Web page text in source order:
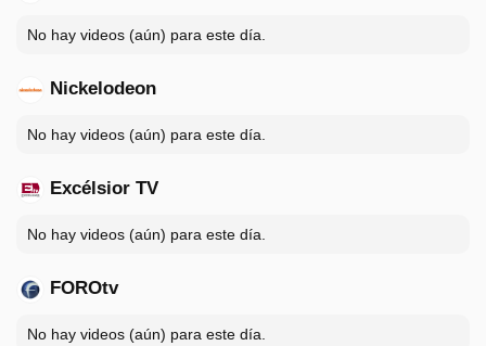
No hay videos (aún) para este día.
Nickelodeon
No hay videos (aún) para este día.
Excélsior TV
No hay videos (aún) para este día.
FOROtv
No hay videos (aún) para este día.